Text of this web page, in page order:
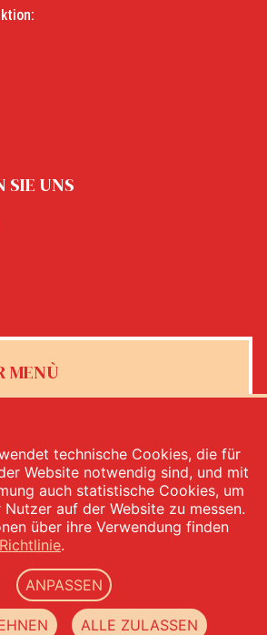
SIE UNS
MENÙ
Newsletter von Menù erhalten*
SIE SICH AN
Specialità Alimentari - Ust.Ident.Nr.: IT00333120368 - VWV
1.000.000,00 -privacy- cookie policy- web agency
technische Cookies, die für
Website notwendig sind, und mit
auch statistische Cookies, um
auf der Website zu messen.
über ihre Verwendung finden
.
ANPASSEN
ALLE ZULASSEN